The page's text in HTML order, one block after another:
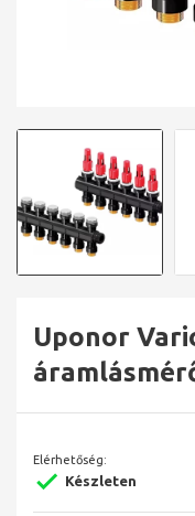
Uponor
Elérhetőség:
Készleten